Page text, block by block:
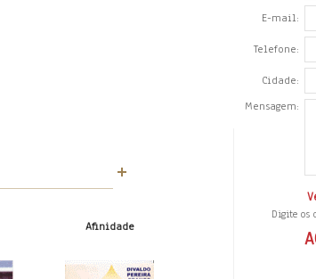
Afinidade
E-mail:
Telefone:
Cidade:
Mensagem:
Digite os